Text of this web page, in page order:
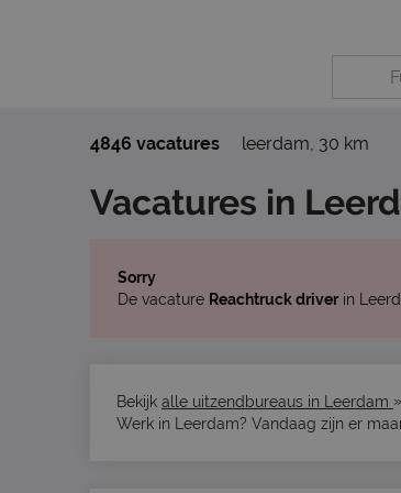
4846 vacatures leerdam, 30 km
Vacatures in
Sorry
De vacature Reachtruck driverin
Bekijk alle uitzendbureaus in Leerdam »
Werk in Leerdam? Vandaag zijn er